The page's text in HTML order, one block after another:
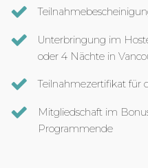
Unterbringung im
oder 4 Nächte in
Teilnahmezertifikat für
Mitgliedschaft im
Programmende